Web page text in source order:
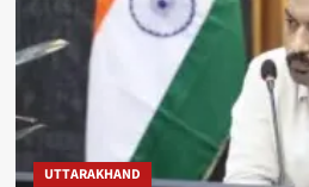
UTTARAKHAND